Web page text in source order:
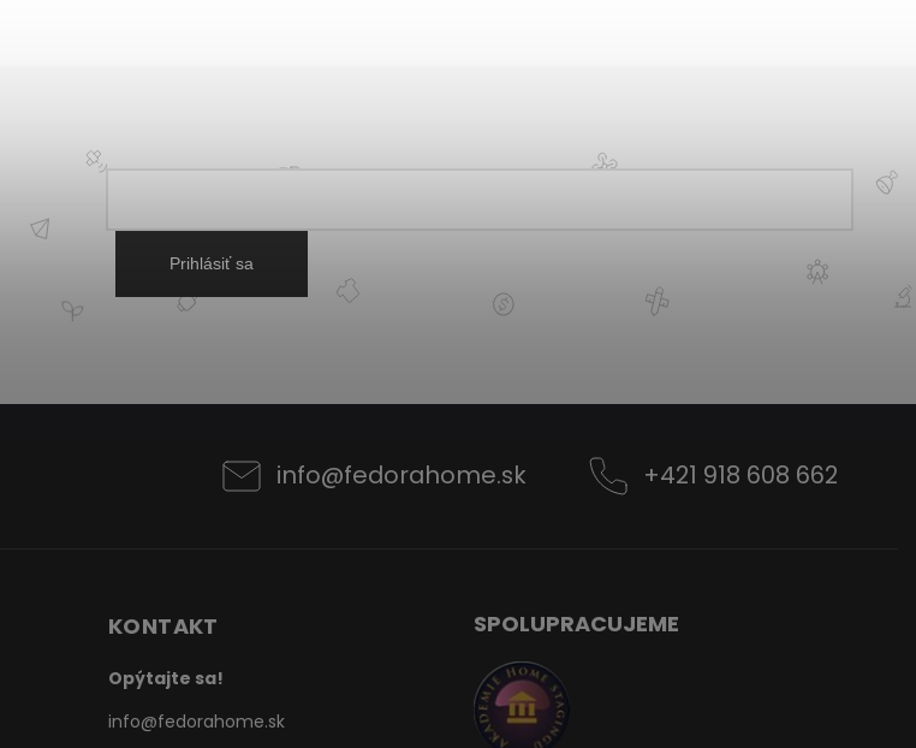
Prihlásiť sa
info@fedorahome.sk +421 918 608 662
KONTAKT
Opýtajte sa!
info@fedorahome.sk
SPOLUPRACUJEME